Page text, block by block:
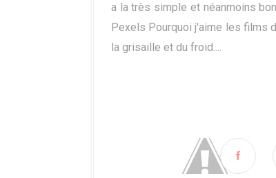
a la très simple et néanmoins
Pexels Pourquoi j'aime les films
la grisaille et du froid....